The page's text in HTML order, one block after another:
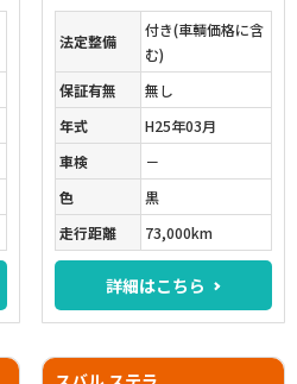
法定整備
付き(車輌価格に含
む)
保証有無
無し
年式
H25年03月
車検
－
色
黒
走行距離
73,000km
詳細はこちら